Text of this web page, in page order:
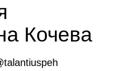
Кочева